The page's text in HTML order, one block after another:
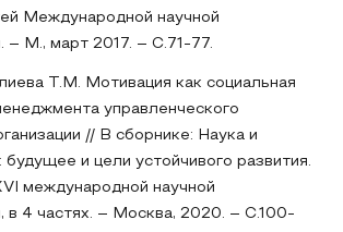
Международной научной
– М., март 2017. – С.71-77.
Т.М. Мотивация как социальная
управленческого
// В сборнике: Наука и
будущее и цели устойчивого развития.
международной научной
в 4 частях. – Москва, 2020. – С.100-